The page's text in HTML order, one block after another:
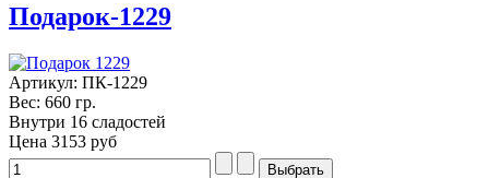
Подарок-1229
Артикул: ПК-1229
Вес: 660 гр.
Внутри 16 сладостей
Цена 3153 руб